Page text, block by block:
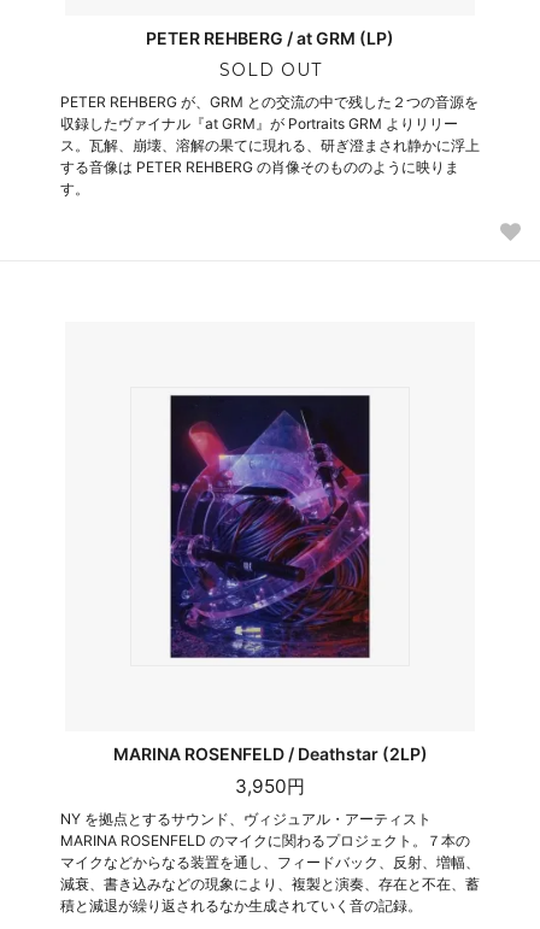
PETER REHBERG / at GRM (LP)
SOLD OUT
PETER REHBERG が、GRM との交流の中で残した２つの音源を
収録したヴァイナル『at GRM』が Portraits GRM よりリリー
ス。瓦解、崩壊、溶解の果てに現れる、研ぎ澄まされ静かに浮上
する音像は PETER REHBERG の肖像そのもののように映りま
す。
MARINA ROSENFELD / Deathstar (2LP)
3,950円
NY を拠点とするサウンド、ヴィジュアル・アーティスト
MARINA ROSENFELD のマイクに関わるプロジェクト。７本の
マイクなどからなる装置を通し、フィードバック、反射、増幅、
減衰、書き込みなどの現象により、複製と演奏、存在と不在、蓄
積と減退が繰り返されるなか生成されていく音の記録。